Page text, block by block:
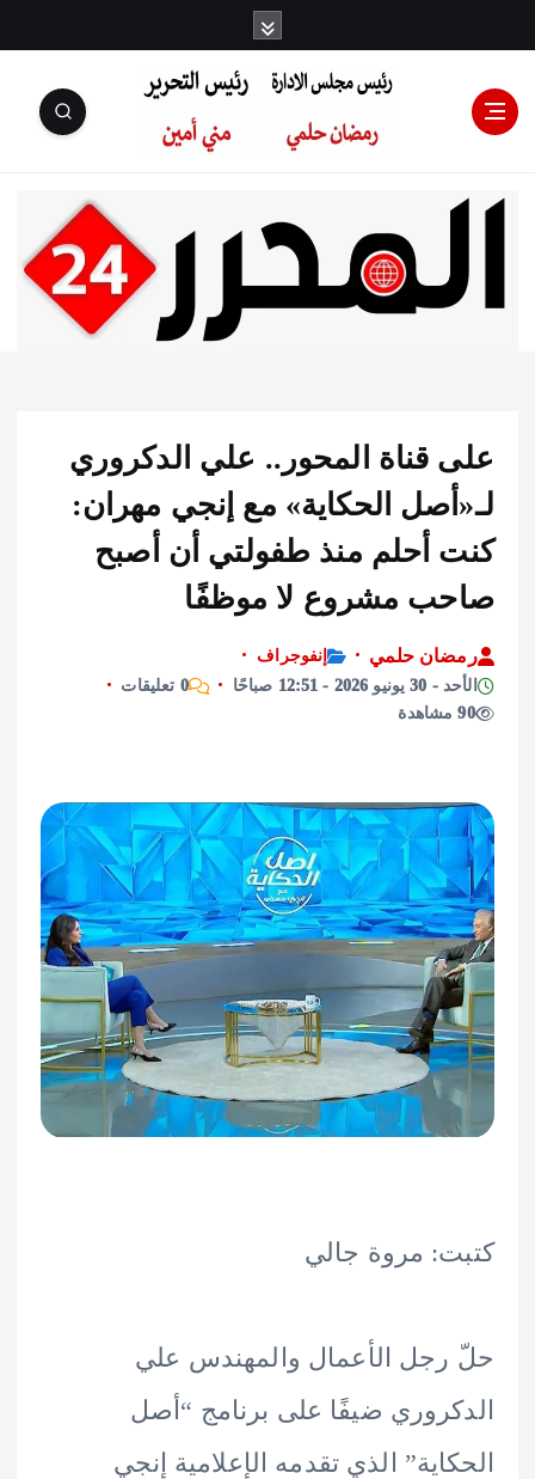
رئيس مجلس
الإدارة: رمضان
التحرير:مني أمين
قناة المحور.. علي الدكروري
الحكاية» مع إنجي مهران:
أحلم منذ طفولتي أن أصبح
مشروع لا موظفًا
حلمي
إنفوجراف
0 تعليقات
مروة جالي
الأعمال والمهندس علي
ضيفًا على برنامج “أصل
الذي تقدمه الإعلامية إنجي